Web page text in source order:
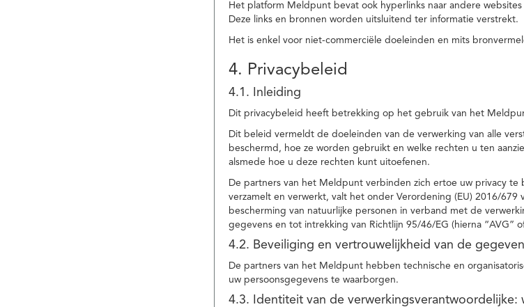
Het platform Meldpunt bevat ook hyperlinks naar andere
Deze links en bronnen worden uitsluitend ter informatie verstrekt.
Het is enkel voor niet-commerciële doeleinden en mits
4. Privacybeleid
4.1. Inleiding
Dit privacybeleid heeft betrekking op het gebruik van het
Dit beleid vermeldt de doeleinden van de verwerking van alle
beschermd, hoe ze worden gebruikt en welke rechten u ten
alsmede hoe u deze rechten kunt uitoefenen.
De partners van het Meldpunt verbinden zich ertoe uw privacy
verzamelt en verwerkt, valt het onder Verordening (EU) 2016/
bescherming van natuurlijke personen in verband met de
gegevens en tot intrekking van Richtlijn 95/46/EG (hierna “AVG” of
4.2. Beveiliging en vertrouwelijkheid van de
De partners van het Meldpunt hebben technische en
uw persoonsgegevens te waarborgen.
4.3. Identiteit van de verwerkingsverantwoordelijke: